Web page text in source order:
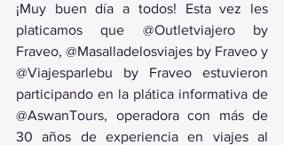
¡Muy buen día a todos! Esta vez les
platicamos que @Outletviajero by
Fraveo, @Masalladelosviajes by Fraveo y
@Viajesparlebu by Fraveo estuvieron
participando en la plática informativa de
@AswanTours, operadora con más de
30 años de experiencia en viajes al